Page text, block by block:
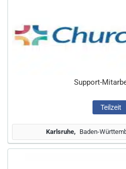
Support-
Teilzeit
Karlsruhe Baden-